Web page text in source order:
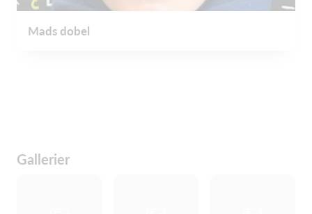
Mads dobel
Gallerier